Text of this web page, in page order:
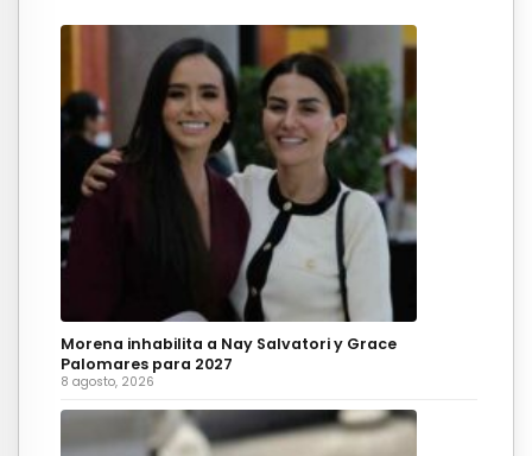
Morena inhabilita a Nay Salvatori y Grace
Palomares para 2027
8 agosto, 2026